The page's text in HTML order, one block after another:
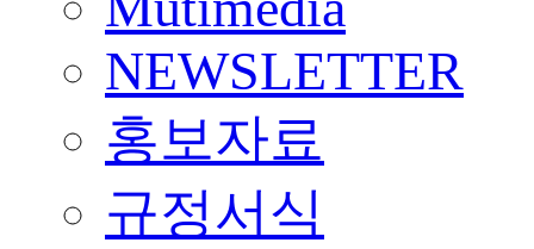
NEWSLETTER
홍보자료
규정서식